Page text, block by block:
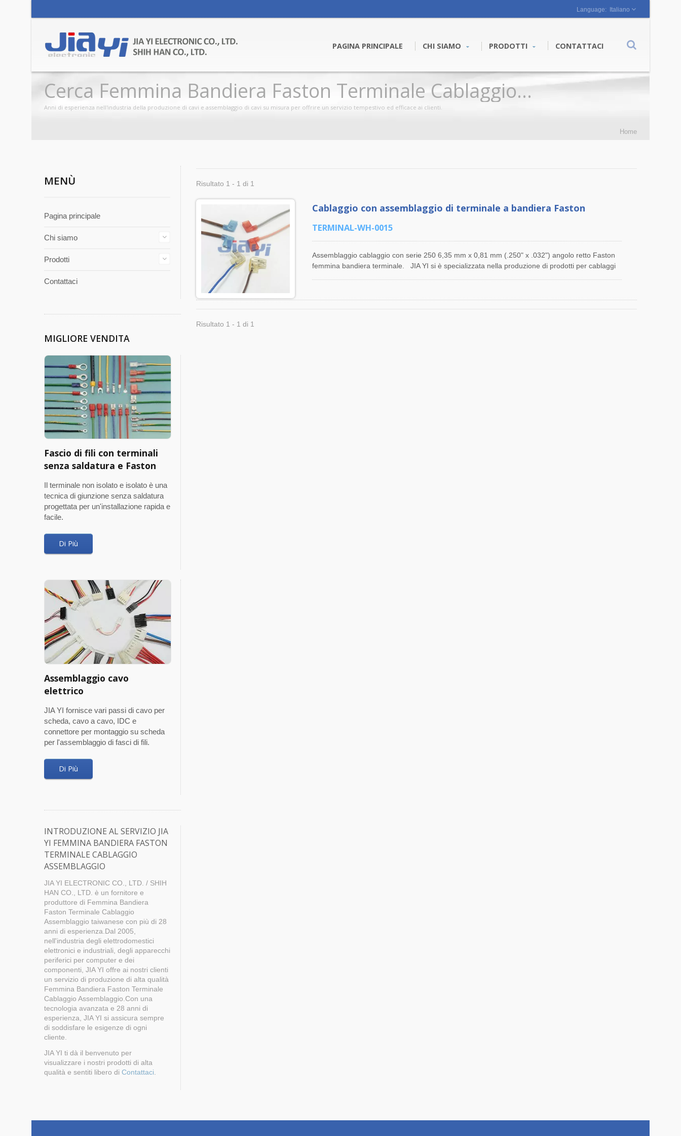
Italiano
PAGINA PRINCIPALE CHI SIAMO PRODOTTI CONTATTACI
Cerca Femmina Bandiera Faston Terminale Cablaggio
Assemblaggio | Produttore Di Cavi SATA E Cavi E Connettori - JIA YI
Anni di esperienza nell'industria della produzione di cavi e assemblaggio di cavi su misura per offrire un servizio tempestivo ed efficace ai clienti.
Home
MENÙ
Pagina principale
Chi siamo
Prodotti
Contattaci
MIGLIORE VENDITA
Fascio di fili con terminali
senza saldatura e Faston
Il terminale non isolato e isolato è una
tecnica di giunzione senza saldatura
progettata per un'installazione rapida e
facile.
Di Più
Assemblaggio cavo
elettrico
JIA YI fornisce vari passi di cavo per
scheda, cavo a cavo, IDC e
connettore per montaggio su scheda
per l'assemblaggio di fasci di fili.
Di Più
INTRODUZIONE AL SERVIZIO JIA
YI FEMMINA BANDIERA FASTON
TERMINALE CABLAGGIO
ASSEMBLAGGIO
JIA YI ELECTRONIC CO., LTD. / SHIH
HAN CO., LTD. è un fornitore e
produttore di Femmina Bandiera
Faston Terminale Cablaggio
Assemblaggio taiwanese con più di 28
anni di esperienza.Dal 2005,
nell'industria degli elettrodomestici
elettronici e industriali, degli apparecchi
periferici per computer e dei
componenti, JIA YI offre ai nostri clienti
un servizio di produzione di alta qualità
Femmina Bandiera Faston Terminale
Cablaggio Assemblaggio.Con una
tecnologia avanzata e 28 anni di
esperienza, JIA YI si assicura sempre
di soddisfare le esigenze di ogni
cliente.
JIA YI ti dà il benvenuto per
visualizzare i nostri prodotti di alta
qualità e sentiti libero di Contattaci
Risultato 1 - 1 di 1
Cablaggio con assemblaggio di terminale a bandiera Faston
TERMINAL-WH-0015
Assemblaggio cablaggio con serie 250 6,35 mm x 0,81 mm (.250" x .032") angolo retto Faston
femmina bandiera terminale. JIA YI si è specializzata nella produzione di prodotti per cablaggi
Risultato 1 - 1 di 1